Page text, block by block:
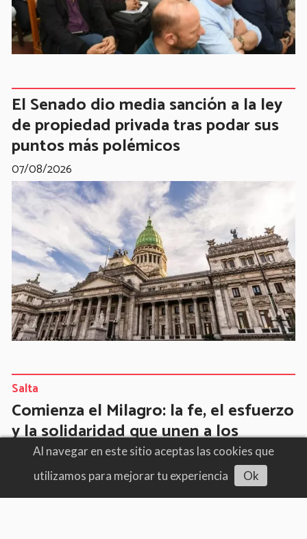
El Senado dio media sanción a la ley
de propiedad privada tras podar sus
puntos más polémicos
07/08/2026
Comienza el Milagro: la fe, el esfuerzo
y la solidaridad que unen a los
peregrinos de Molinos
Milagro de fe
Salta
07/08/2026
Al navegar en este sitio aceptas las cookies que
utilizamos para mejorar tu experiencia
Ok
Escuchar artículo